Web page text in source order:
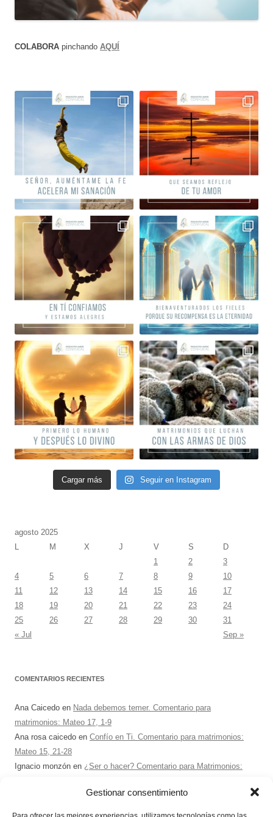
Gestionar consentimiento
COLABORA pinchando AQUÍ
Cargar más Seguir en Instagram
agosto 2025
L
M X J V S
D
1
2
3
4
5 6 7 8 9
10
11
12 13 14 15 16
17
18
19 20 21 22 23
24
25
26 27 28 29 30
31
« Jul
Sep »
COMENTARIOS RECIENTES
Ana Caicedo en Nada debemos temer. Comentario para
matrimonios: Mateo 17, 1-9
Ana rosa caicedo en Confío en Ti. Comentario para matrimonios:
Mateo 15, 21-28
Ignacio monzón en ¿Ser o hacer? Comentario para Matrimonios:
Maria Asuncion Herrero Mendez en ¿Ser o hacer? Comentario para